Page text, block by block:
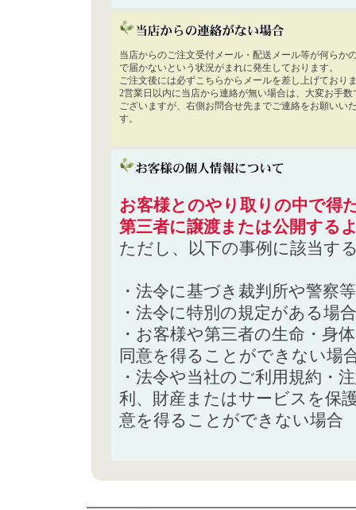
当店からのご注文受付メール・配送メール等が何らか
で届かないという状況がまれに発生しております。
ご注文後には必ずこちらからメールを差し上げており
2営業日以内に当店から連絡が無い場合は、大変お手数
ございますが、右側お問合せ先までご連絡をお願いい
す。
お客様とのやり取りの中で得
第三者に譲渡または公開する
ただし、以下の事例に該当す
・法令に基づき裁判所や警察
・法令に特別の規定がある場合
・お客様や第三者の生命・身
同意を得ることができない場
・法令や当社のご利用規約・
利、財産またはサービスを保
意を得ることができない場合